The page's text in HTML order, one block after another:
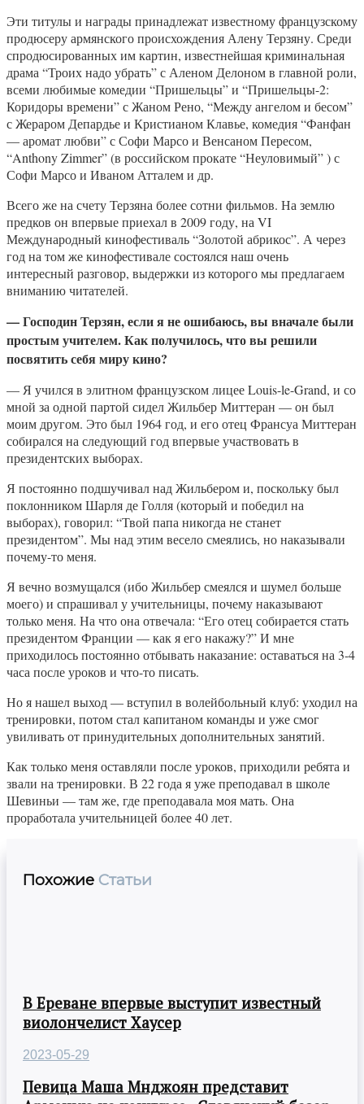
Эти титулы и награды принадлежат известному французскому
продюсеру армянского происхождения Алену Терзяну. Среди
спродюсированных им картин, известнейшая криминальная
драма “Троих надо убрать” с Аленом Делоном в главной роли,
всеми любимые комедии “Пришельцы” и “Пришельцы-2:
Коридоры времени” с Жаном Рено, “Между ангелом и бесом”
с Жераром Депардье и Кристианом Клавье, комедия “Фанфан
— аромат любви” с Софи Марсо и Венсаном Пересом,
“Anthony Zimmer” (в российском прокате “Неуловимый” ) с
Софи Марсо и Иваном Атталем и др.
Всего же на счету Терзяна более сотни фильмов. На землю
предков он впервые приехал в 2009 году, на VI
Международный кинофестиваль “Золотой абрикос”. А через
год на том же кинофестивале состоялся наш очень
интересный разговор, выдержки из которого мы предлагаем
вниманию читателей.
— Господин Терзян, если я не ошибаюсь, вы вначале были
простым учителем. Как получилось, что вы решили
посвятить себя миру кино?
— Я учился в элитном французском лицее Louis-le-Grand, и со
мной за одной партой сидел Жильбер Миттеран — он был
моим другом. Это был 1964 год, и его отец Франсуа Миттеран
собирался на следующий год впервые участвовать в
президентских выборах.
Я постоянно подшучивал над Жильбером и, поскольку был
поклонником Шарля де Голля (который и победил на
выборах), говорил: “Твой папа никогда не станет
президентом”. Мы над этим весело смеялись, но наказывали
почему-то меня.
Я вечно возмущался (ибо Жильбер смеялся и шумел больше
моего) и спрашивал у учительницы, почему наказывают
только меня. На что она отвечала: “Его отец собирается стать
президентом Франции — как я его накажу?” И мне
приходилось постоянно отбывать наказание: оставаться на 3-4
часа после уроков и что-то писать.
Но я нашел выход — вступил в волейбольный клуб: уходил на
тренировки, потом стал капитаном команды и уже смог
увиливать от принудительных дополнительных занятий.
Как только меня оставляли после уроков, приходили ребята и
звали на тренировки. В 22 года я уже преподавал в школе
Шевиньи — там же, где преподавала моя мать. Она
проработала учительницей более 40 лет.
Похожие Статьи
В Ереване впервые выступит известный
виолончелист Хаусер
2023-05-29
Певица Маша Мнджоян представит